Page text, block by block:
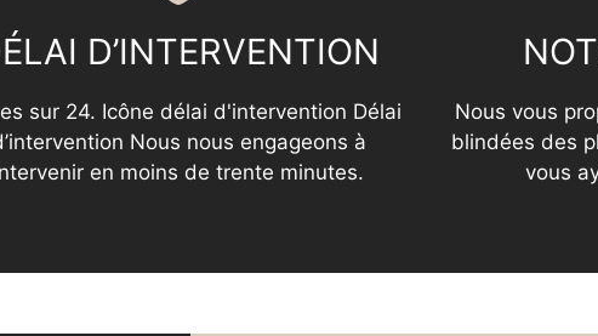
D’INTERVENTION
sur 24. Icône délai d'intervention Délai
Nous nous engageons à
en moins de trente minutes.
Nous vous
blindées des
vous